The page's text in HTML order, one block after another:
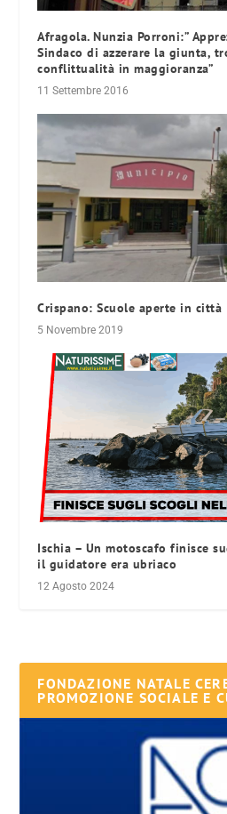
Afragola. Nunzia Porroni:”
Sindaco di azzerare la giunta,
conflittualità in maggioranza”
11 Settembre 2016
Crispano: Scuole aperte in città
5 Novembre 2019
Ischia – Un motoscafo finisce
il guidatore era ubriaco
12 Agosto 2024
FONDAZIONE NATALE
PROMOZIONE SOCIALE E